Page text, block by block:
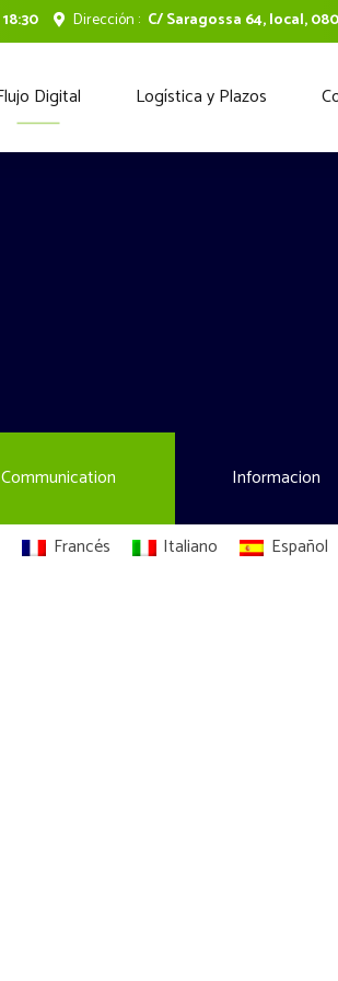
Dirección : C/ Saragossa 64, local,
Digital Logística y Plazos
Informacion
Francés Italiano Español